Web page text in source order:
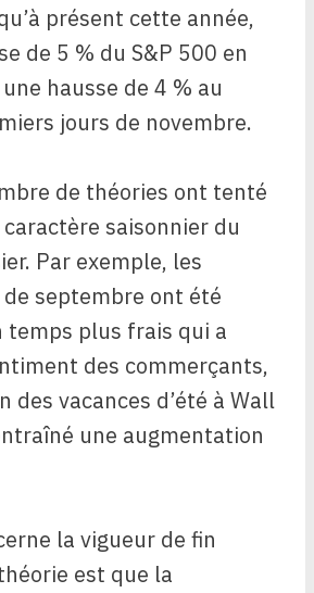
présent cette année,
de 5 % du S&P 500 en
hausse de 4 % au
jours de novembre.
de théories ont tenté
saisonnier du
Par exemple, les
septembre ont été
temps plus frais qui a
des commerçants,
des vacances d’été à Wall
une augmentation
la vigueur de fin
est que la